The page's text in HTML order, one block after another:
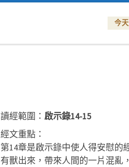
今
讀經範圍： 啟示錄14-15
經文重點：
第14章是啟示錄中使人得安慰的
有獸出來，帶來人間的一片混亂